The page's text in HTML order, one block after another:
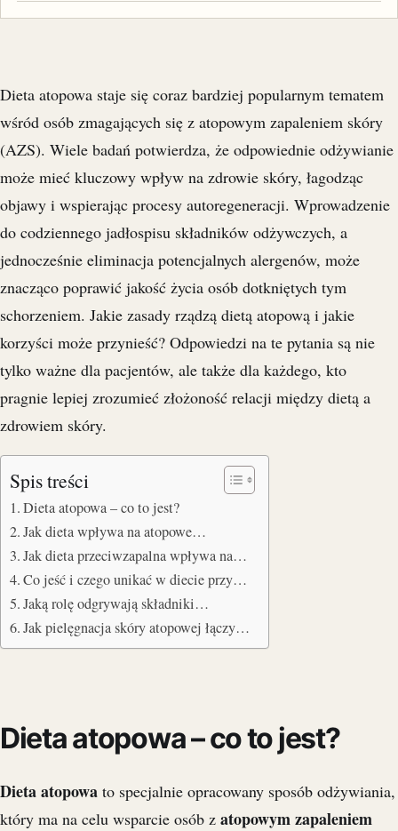
Dieta atopowa staje się coraz bardziej popularnym tematem
wśród osób zmagających się z atopowym zapaleniem skóry
(AZS). Wiele badań potwierdza, że odpowiednie odżywianie
może mieć kluczowy wpływ na zdrowie skóry, łagodząc
objawy i wspierając procesy autoregeneracji. Wprowadzenie
do codziennego jadłospisu składników odżywczych, a
jednocześnie eliminacja potencjalnych alergenów, może
znacząco poprawić jakość życia osób dotkniętych tym
schorzeniem. Jakie zasady rządzą dietą atopową i jakie
korzyści może przynieść? Odpowiedzi na te pytania są nie
tylko ważne dla pacjentów, ale także dla każdego, kto
pragnie lepiej zrozumieć złożoność relacji między dietą a
zdrowiem skóry.
Spis treści
Dieta atopowa – co to jest?
Jak dieta wpływa na atopowe…
Jak dieta przeciwzapalna wpływa na…
Co jeść i czego unikać w diecie przy…
Jaką rolę odgrywają składniki…
Jak pielęgnacja skóry atopowej łączy…
Dieta atopowa – co to jest?
Dieta atopowa to specjalnie opracowany sposób odżywiania,
który ma na celu wsparcie osób z atopowym zapaleniem